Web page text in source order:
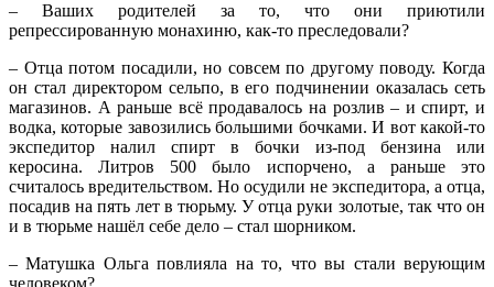
– Ваших родителей за то, что они приютили
репрессированную монахиню, как-то преследовали?
– Отца потом посадили, но совсем по другому поводу. Когда
он стал директором сельпо, в его подчинении оказалась сеть
магазинов. А раньше всё продавалось на розлив – и спирт, и
водка, которые завозились большими бочками. И вот какой-то
экспедитор налил спирт в бочки из-под бензина или
керосина. Литров 500 было испорчено, а раньше это
считалось вредительством. Но осудили не экспедитора, а отца,
посадив на пять лет в тюрьму. У отца руки золотые, так что он
и в тюрьме нашёл себе дело – стал шорником.
– Матушка Ольга повлияла на то, что вы стали верующим